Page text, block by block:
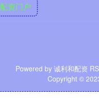
配资门户
Powered by 诚利和配资
Copyright ©